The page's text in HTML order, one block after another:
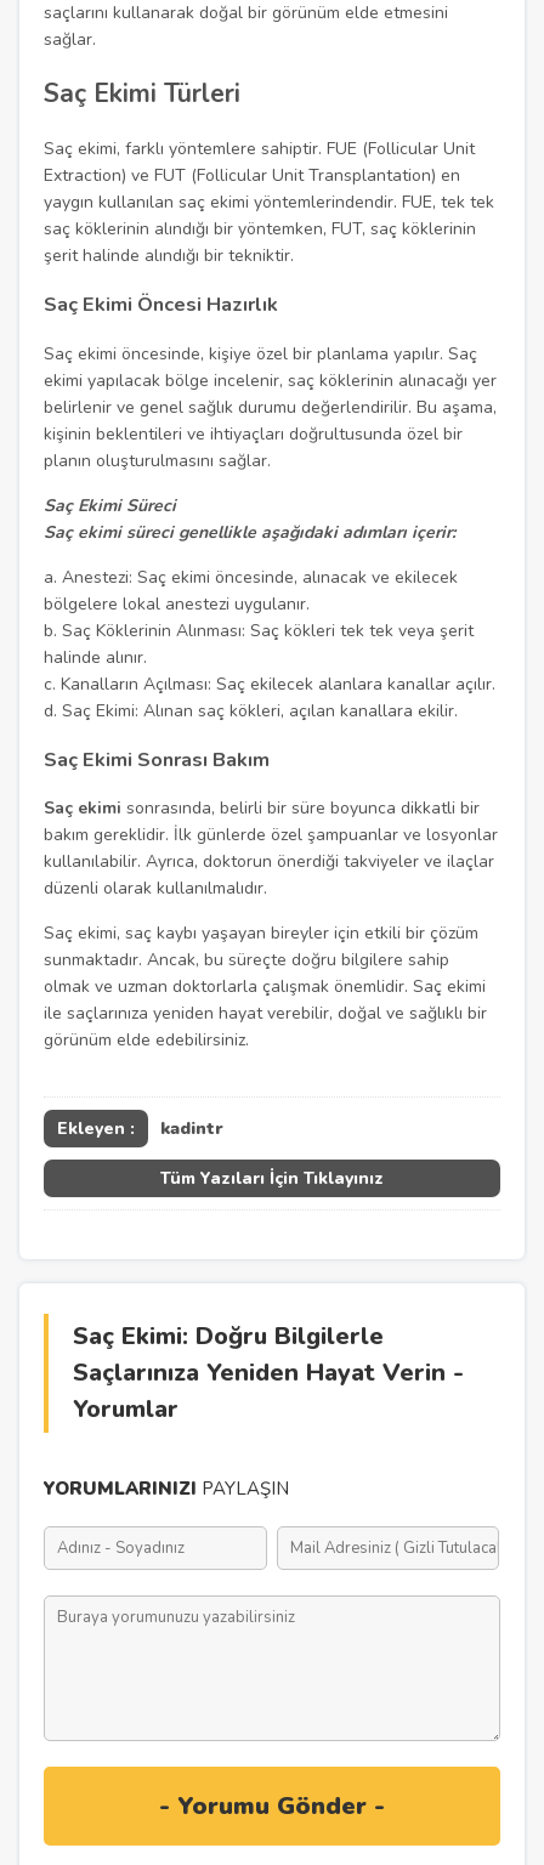
saçlarını kullanarak doğal bir görünüm elde etmesini
sağlar.
Saç Ekimi Türleri
Saç ekimi, farklı yöntemlere sahiptir. FUE (Follicular Unit
Extraction) ve FUT (Follicular Unit Transplantation) en
yaygın kullanılan saç ekimi yöntemlerindendir. FUE, tek tek
saç köklerinin alındığı bir yöntemken, FUT, saç köklerinin
şerit halinde alındığı bir tekniktir.
Saç Ekimi Öncesi Hazırlık
Saç ekimi öncesinde, kişiye özel bir planlama yapılır. Saç
ekimi yapılacak bölge incelenir, saç köklerinin alınacağı yer
belirlenir ve genel sağlık durumu değerlendirilir. Bu aşama,
kişinin beklentileri ve ihtiyaçları doğrultusunda özel bir
planın oluşturulmasını sağlar.
Saç Ekimi Süreci
Saç ekimi süreci genellikle aşağıdaki adımları içerir:
a. Anestezi: Saç ekimi öncesinde, alınacak ve ekilecek
bölgelere lokal anestezi uygulanır.
b. Saç Köklerinin Alınması: Saç kökleri tek tek veya şerit
halinde alınır.
c. Kanalların Açılması: Saç ekilecek alanlara kanallar açılır.
d. Saç Ekimi: Alınan saç kökleri, açılan kanallara ekilir.
Saç Ekimi Sonrası Bakım
Saç ekimi sonrasında, belirli bir süre boyunca dikkatli bir
bakım gereklidir. İlk günlerde özel şampuanlar ve losyonlar
kullanılabilir. Ayrıca, doktorun önerdiği takviyeler ve ilaçlar
düzenli olarak kullanılmalıdır.
Saç ekimi, saç kaybı yaşayan bireyler için etkili bir çözüm
sunmaktadır. Ancak, bu süreçte doğru bilgilere sahip
olmak ve uzman doktorlarla çalışmak önemlidir. Saç ekimi
ile saçlarınıza yeniden hayat verebilir, doğal ve sağlıklı bir
görünüm elde edebilirsiniz.
Ekleyen : kadintr
Tüm Yazıları İçin Tıklayınız
Saç Ekimi: Doğru Bilgilerle
Saçlarınıza Yeniden Hayat Verin -
Yorumlar
YORUMLARINIZI PAYLAŞIN